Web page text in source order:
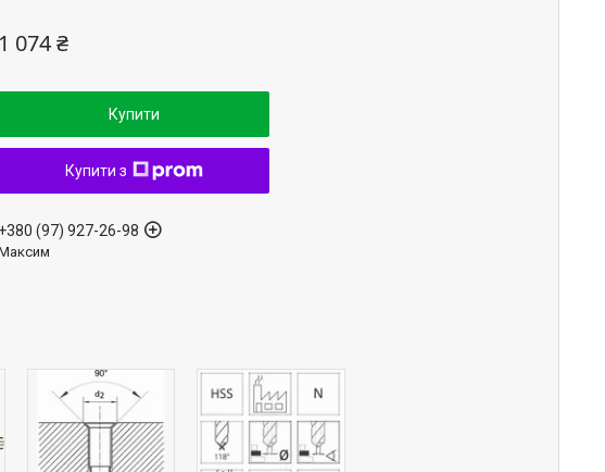
1 074 ₴
Купити
Купити з
+380 (97) 927-26-98